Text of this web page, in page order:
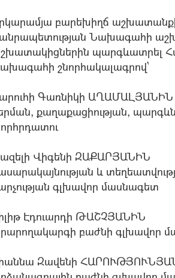
բարեխիղճ
Նախագահի
պարգևատրել
շնորհակալագրով՝
Գառնիկի ԱՂԱՄԱԼՅԱՆԻՆ
քաղաքացիության,
Վիգենի ԶԱՔԱՐՅԱՆԻՆ
և
գլխավոր մասնագետ
Էդուարդի ԹԱՇՉՅԱՆԻՆ
բաժնի գլխավոր
Զավենի